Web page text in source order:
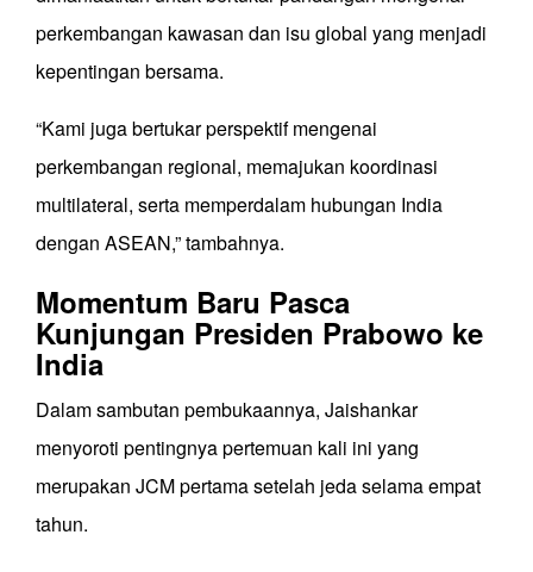
perkembangan kawasan dan isu global yang menjadi
kepentingan bersama.
“Kami juga bertukar perspektif mengenai
perkembangan regional, memajukan koordinasi
multilateral, serta memperdalam hubungan India
dengan ASEAN,” tambahnya.
Momentum Baru Pasca
Kunjungan Presiden Prabowo ke
India
Dalam sambutan pembukaannya, Jaishankar
menyoroti pentingnya pertemuan kali ini yang
merupakan JCM pertama setelah jeda selama empat
tahun.